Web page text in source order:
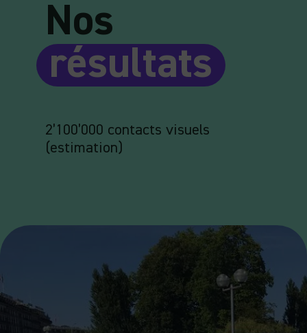
Nos
résultats
2’100’000 contacts visuels
(estimation)